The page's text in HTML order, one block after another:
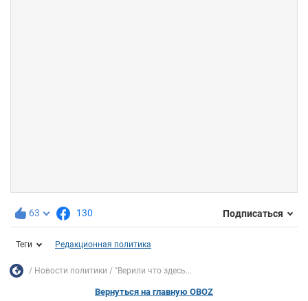
63 130 Подписаться
Теги Редакционная политика
Новости политики "Верили что здесь...
Вернуться на главную OBOZ